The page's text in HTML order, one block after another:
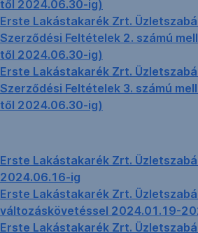
től 2024.06.30-ig)
Erste Lakástakarék Zrt.
Szerződési Feltételek 2. számú
től 2024.06.30-ig)
Erste Lakástakarék Zrt.
Szerződési Feltételek 3. számú
től 2024.06.30-ig)
Erste Lakástakarék Zrt.
2024.06.16-ig
Erste Lakástakarék Zrt.
változáskövetéssel 2024.01.19-
Erste Lakástakarék Zrt.